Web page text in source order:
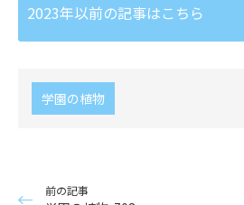
2023年以前の記事はこちら
学園の植物
前の記事